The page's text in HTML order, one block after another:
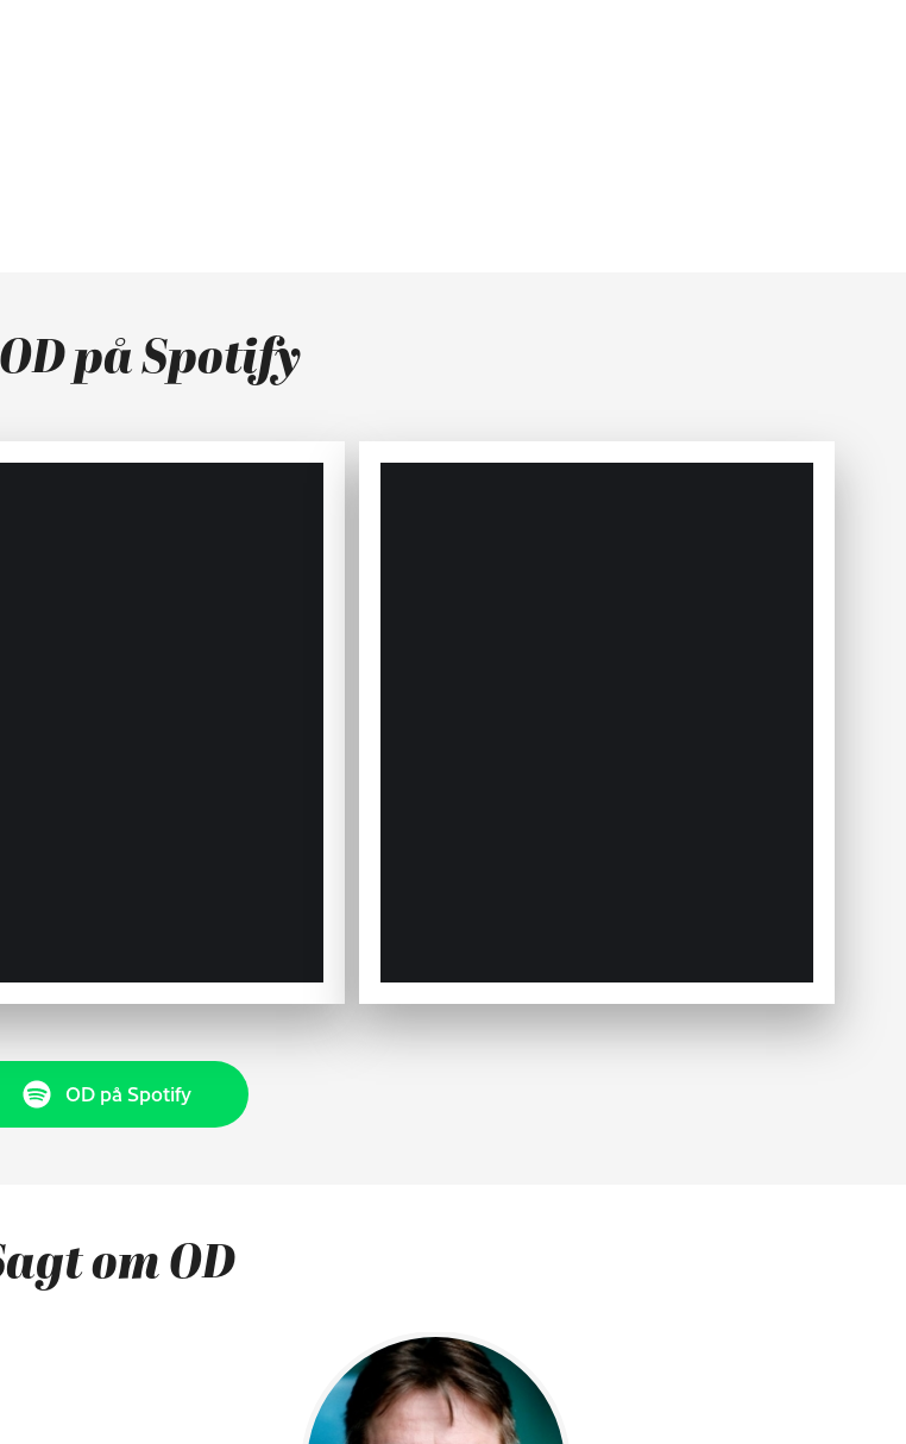
OD på Spotify
OD på Spotify
om OD